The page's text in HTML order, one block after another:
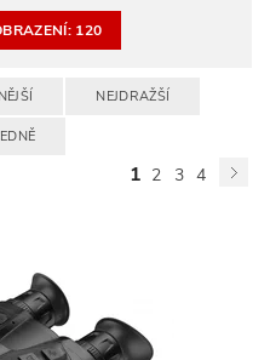
120
NEJDRAŽŠÍ
1 2 3 4